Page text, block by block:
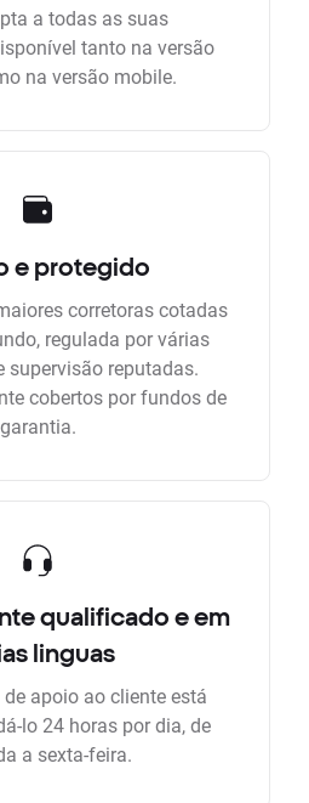
a todas as suas
tanto na versão
na versão mobile.
e protegido
corretoras cotadas
regulada por várias
supervisão reputadas.
cobertos por fundos de
garantia.
qualificado e em
linguas
apoio ao cliente está
lo 24 horas por dia, de
a sexta-feira.